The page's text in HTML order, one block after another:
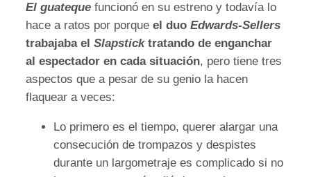
El guateque funcionó en su estreno y todavía lo
hace a ratos por porqueel duoEdwards-Sellers
trabajaba elSlapsticktratando de enganchar
al espectador en cada situación, pero tiene tres
aspectos que a pesar de su genio la hacen
flaquear a veces:
Lo primero es el tiempo, querer alargar una
consecución de trompazos y despistes
durante un largometraje es complicado si no